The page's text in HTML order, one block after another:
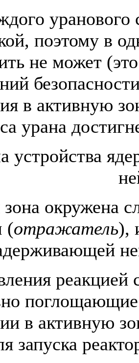
поэтому в
не может
в активную
урана
окружена
(отражатель),
реакцией
в активную
запуска